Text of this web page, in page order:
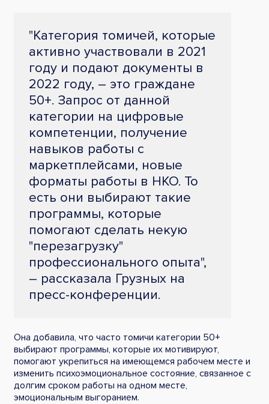
"Категория томичей, которые
активно участвовали в 2021
году и подают документы в
2022 году, – это граждане
50+. Запрос от данной
категории на цифровые
компетенции, получение
навыков работы с
маркетплейсами, новые
форматы работы в НКО. То
есть они выбирают такие
программы, которые
помогают сделать некую
"перезагрузку"
профессионального опыта",
– рассказала Грузных на
пресс-конференции.
Она добавила, что часто томичи категории 50+
выбирают программы, которые их мотивируют,
помогают укрепиться на имеющемся рабочем месте и
изменить психоэмоциональное состояние, связанное с
долгим сроком работы на одном месте,
эмоциональным выгоранием.